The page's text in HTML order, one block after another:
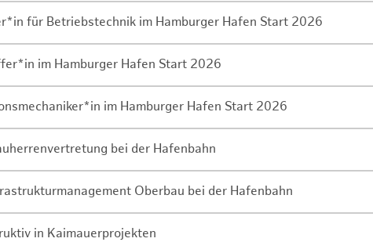
für Betriebstechnik im Hamburger Hafen Start 2026
im Hamburger Hafen Start 2026
im Hamburger Hafen Start 2026
bei der Hafenbahn
Oberbau bei der Hafenbahn
in Kaimauerprojekten